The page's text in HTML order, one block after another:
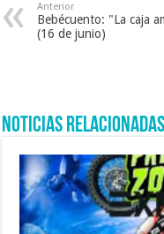
Anterior
Bebécuento: "La caja
(16 de junio)
Noticias Relacionadas